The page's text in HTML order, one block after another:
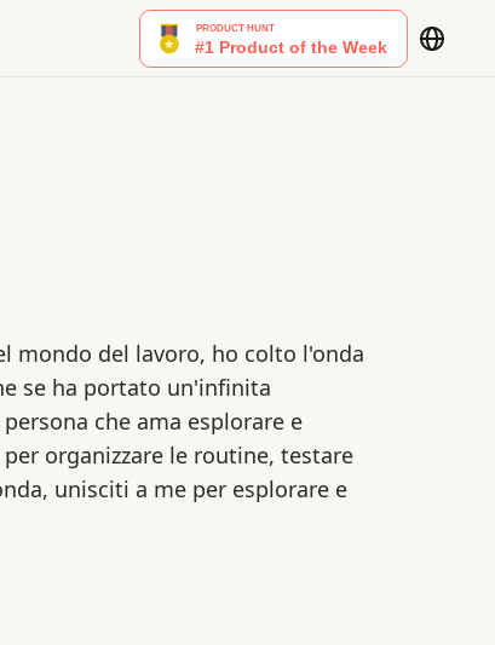
mondo del lavoro, ho colto l'onda
se ha portato un'infinita
che ama esplorare e
organizzare le routine, testare
unisciti a me per esplorare e